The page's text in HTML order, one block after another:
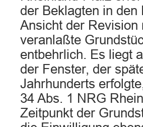
der Beklagten in den
Ansicht der Revision
veranlaßte
entbehrlich. Es liegt
der Fenster, der
Jahrhunderts
34 Abs. 1 NRG
Zeitpunkt der